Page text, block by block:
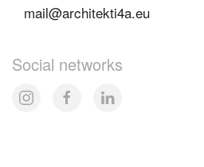
mail@architekti4a.eu
Social networks